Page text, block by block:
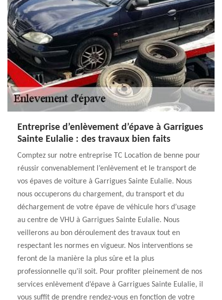
Entreprise d’enlèvement d’épave à Garrigues
Sainte Eulalie : des travaux bien faits
Comptez sur notre entreprise TC Location de benne pour
réussir convenablement l’enlèvement et le transport de
vos épaves de voiture à Garrigues Sainte Eulalie. Nous
nous occuperons du chargement, du transport et du
déchargement de votre épave de véhicule hors d’usage
au centre de VHU à Garrigues Sainte Eulalie. Nous
veillerons au bon déroulement des travaux tout en
respectant les normes en vigueur. Nos interventions se
feront de la manière la plus sûre et la plus
professionnelle qu’il soit. Pour profiter pleinement de nos
services enlèvement d’épave à Garrigues Sainte Eulalie, il
vous suffit de prendre rendez-vous en fonction de votre